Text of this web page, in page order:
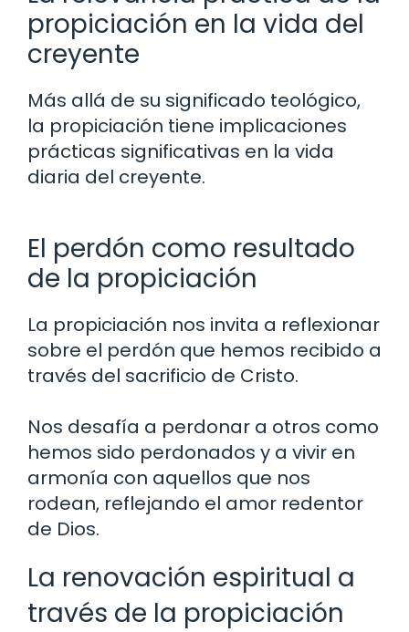
propiciación en la vida del
creyente
Más allá de su significado teológico,
la propiciación tiene implicaciones
prácticas significativas en la vida
diaria del creyente.
El perdón como resultado
de la propiciación
La propiciación nos invita a reflexionar
sobre el perdón que hemos recibido a
través del sacrificio de Cristo.
Nos desafía a perdonar a otros como
hemos sido perdonados y a vivir en
armonía con aquellos que nos
rodean, reflejando el amor redentor
de Dios.
La renovación espiritual a
través de la propiciación